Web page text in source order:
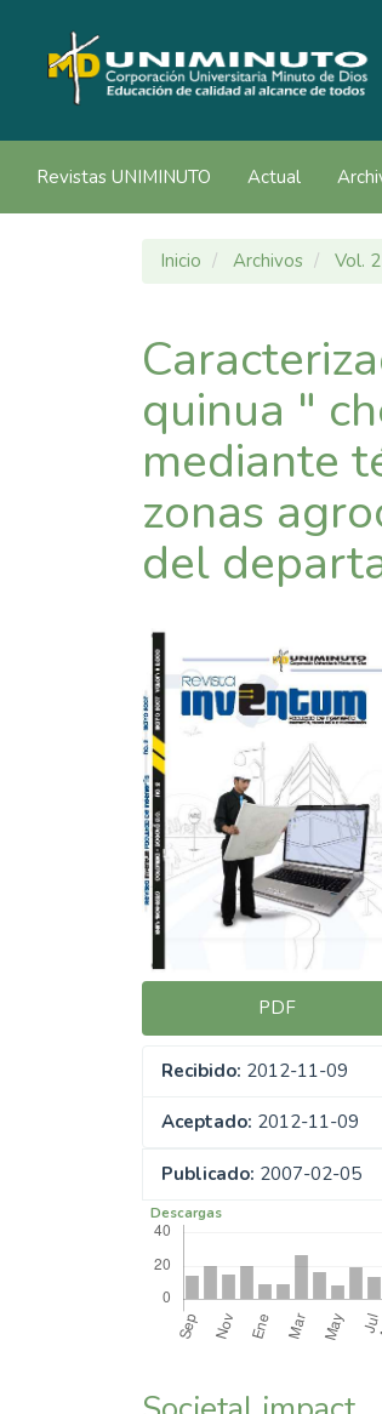
principal
Contenido
principal
Barra
lateral
Revistas UNIMINUTO Actual
Inicio Archivos Vol.
quinua "
mediante
zonas
del
Barra
lateral
del
artículo
PDF
Recibido: 2012-11-09
Aceptado: 2012-11-09
Publicado: 2007-02-05
Descargas